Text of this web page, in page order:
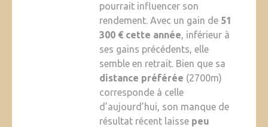
pourrait influencer son
rendement. Avec un gain de 51
300 € cette année, inférieur à
ses gains précédents, elle
semble en retrait. Bien que sa
distance préférée (2700m)
corresponde à celle
d’aujourd’hui, son manque de
résultat récent laisse peu